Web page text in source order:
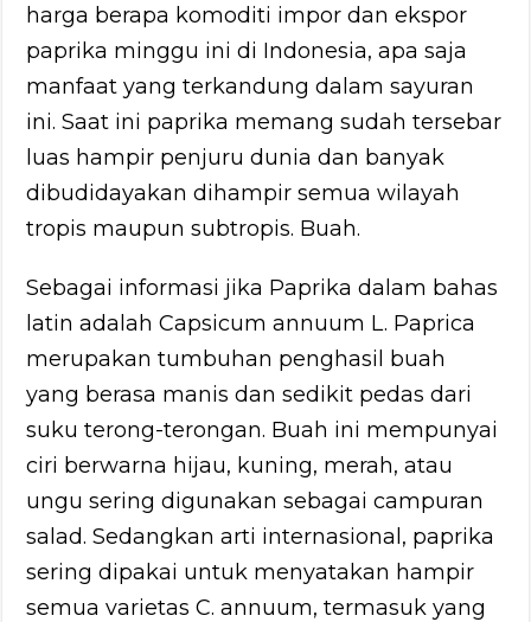
harga berapa komoditi impor dan ekspor
paprika minggu ini di Indonesia, apa saja
manfaat yang terkandung dalam sayuran
ini. Saat ini paprika memang sudah tersebar
luas hampir penjuru dunia dan banyak
dibudidayakan dihampir semua wilayah
tropis maupun subtropis. Buah.
Sebagai informasi jika Paprika dalam bahas
latin adalah Capsicum annuum L. Paprica
merupakan tumbuhan penghasil buah
yang berasa manis dan sedikit pedas dari
suku terong-terongan. Buah ini mempunyai
ciri berwarna hijau, kuning, merah, atau
ungu sering digunakan sebagai campuran
salad. Sedangkan arti internasional, paprika
sering dipakai untuk menyatakan hampir
semua varietas C. annuum, termasuk yang